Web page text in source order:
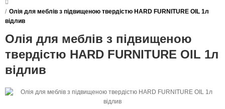
Олія для меблів з підвищеною твердістю HARD FURNITURE OIL 1л
відлив
Олія для меблів з підвищеною
твердістю HARD FURNITURE OIL 1л
відлив